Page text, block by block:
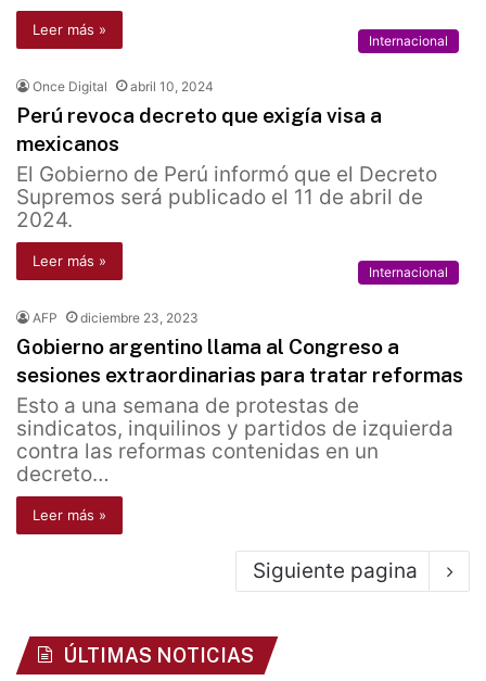
Leer más »
Internacional
Once Digital abril 10, 2024
Perú revoca decreto que exigía visa a
mexicanos
El Gobierno de Perú informó que el Decreto
Supremos será publicado el 11 de abril de
2024.
Leer más »
Internacional
AFP diciembre 23, 2023
Gobierno argentino llama al Congreso a
sesiones extraordinarias para tratar reformas
Esto a una semana de protestas de
sindicatos, inquilinos y partidos de izquierda
contra las reformas contenidas en un
decreto…
Leer más »
Siguiente pagina
ÚLTIMAS NOTICIAS